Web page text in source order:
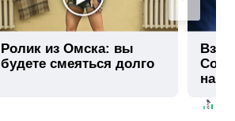
Ролик из Омска: вы
будете смеяться долго